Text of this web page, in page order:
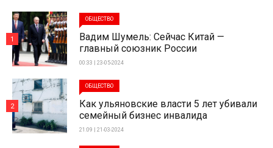
ОБЩЕСТВО
Вадим Шумель: Сейчас Китай —
главный союзник России
00:33 | 23-05-2024
1
ОБЩЕСТВО
Как ульяновские власти 5 лет убивали
семейный бизнес инвалида
21:09 | 21-03-2024
2